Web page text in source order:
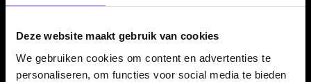
Deze website maakt gebruik van cookies
We gebruiken cookies om content en advertenties te
personaliseren, om functies voor social media te bieden
22, 24 en 26 gram. Daardoor kun je binnen dezelfde gripstijl
kiezen voor het gewicht dat het beste past bij jouw tempo, grip
en worp.